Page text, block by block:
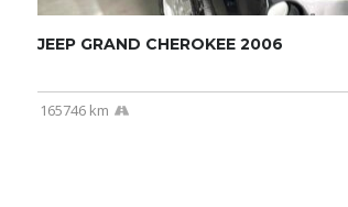
JEEP GRAND CHEROKEE 2006
165746 km